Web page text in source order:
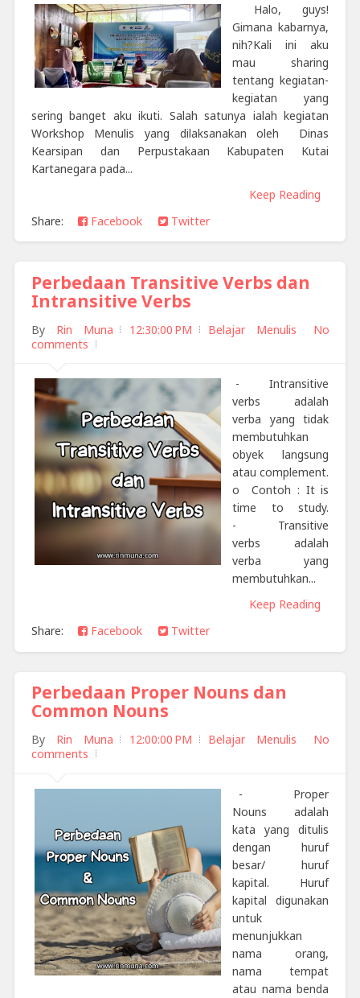
Halo, guys!
Gimana kabarnya,
nih?Kali ini aku
mau sharing
tentang kegiatan-
kegiatan yang
sering banget aku ikuti. Salah satunya ialah kegiatan
Workshop Menulis yang dilaksanakan oleh Dinas
Kearsipan dan Perpustakaan Kabupaten Kutai
Kartanegara pada...
Keep Reading
Share:
Facebook Twitter
Perbedaan Transitive Verbs dan
Intransitive Verbs
By Rin Muna 12:30:00 PM Belajar Menulis
No
comments
- Intransitive
verbs adalah
verba yang tidak
membutuhkan
obyek langsung
atau complement.
o Contoh : It is
time to study.
- Transitive
verbs adalah
verba yang
membutuhkan...
Keep Reading
Share:
Facebook Twitter
Perbedaan Proper Nouns dan
Common Nouns
By Rin Muna 12:00:00 PM Belajar Menulis
No
comments
- Proper
Nouns adalah
kata yang ditulis
dengan huruf
besar/ huruf
kapital. Huruf
kapital digunakan
untuk
menunjukkan
nama orang,
nama tempat
atau nama benda